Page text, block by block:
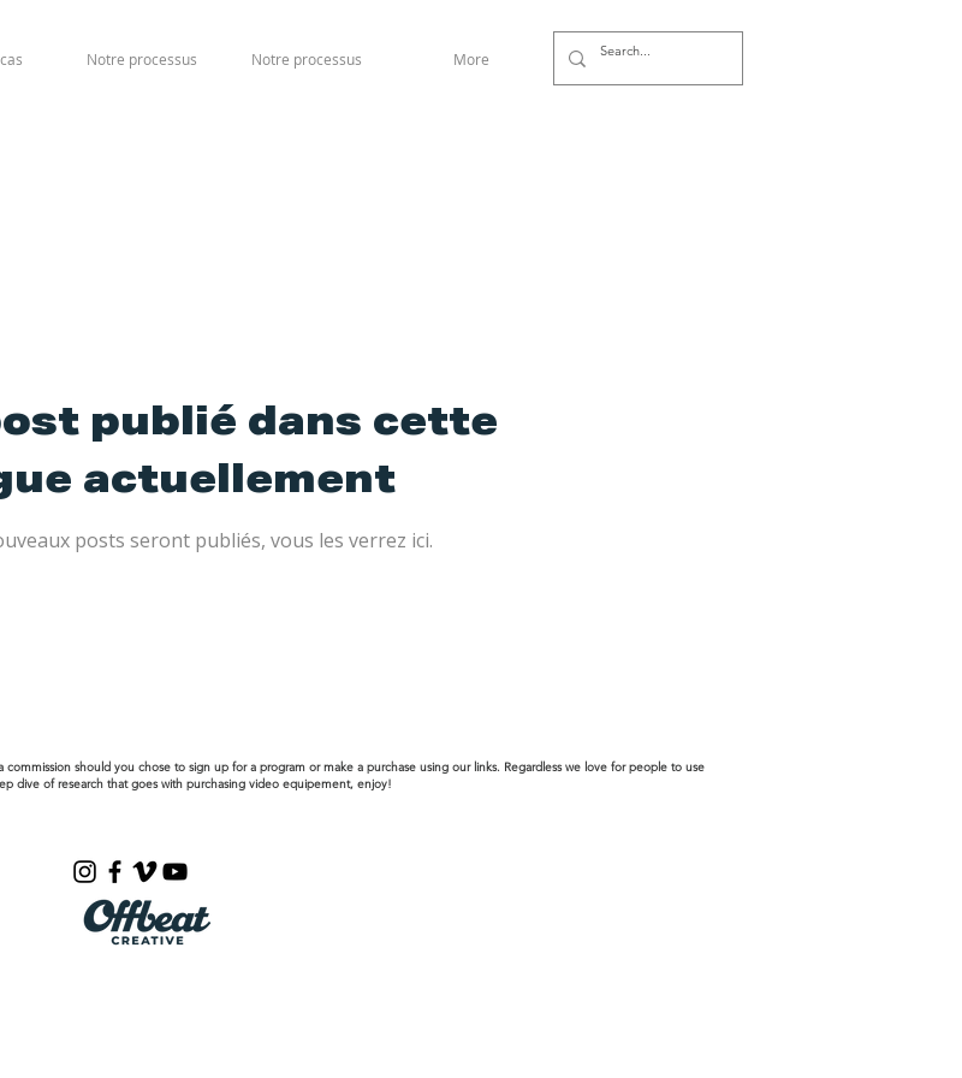
publié dans cette
actuellement
posts seront publiés, vous les verrez ici.
commission should you chose to sign up for a program or make a purchase using our links. Regardless we love for people to use
dive of research that goes with purchasing video equipement, enjoy!
Notre processus Notre processus More